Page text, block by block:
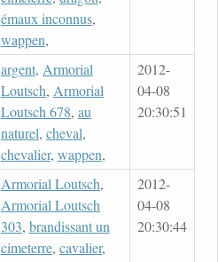
émaux inconnus,
wappen,
argent, Armorial
Loutsch, Armorial
Loutsch 678, au
naturel, cheval,
chevalier, wappen,
2012-
04-08
20:30:51
Armorial Loutsch,
Armorial Loutsch
303, brandissant un
cimeterre, cavalier,
2012-
04-08
20:30:44